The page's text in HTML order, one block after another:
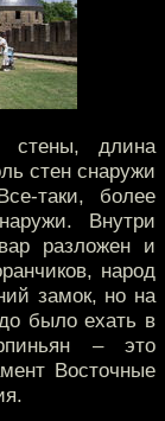
стены, длина
стен снаружи
таки, более
Внутри
разложен и
народ
замок, но на
было ехать в
– это
Восточные